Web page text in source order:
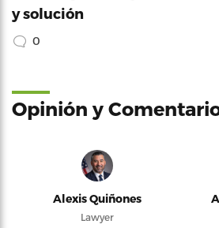
y solución
0
Opinión y
Alexis Quiñones
Lawyer